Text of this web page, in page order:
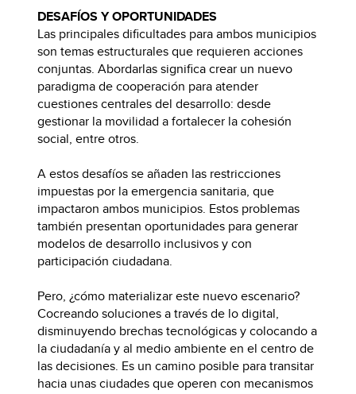
DESAFÍOS Y OPORTUNIDADES
Las principales dificultades para ambos municipios
son temas estructurales que requieren acciones
conjuntas. Abordarlas significa crear un nuevo
paradigma de cooperación para atender
cuestiones centrales del desarrollo: desde
gestionar la movilidad a fortalecer la cohesión
social, entre otros.
A estos desafíos se añaden las restricciones
impuestas por la emergencia sanitaria, que
impactaron ambos municipios. Estos problemas
también presentan oportunidades para generar
modelos de desarrollo inclusivos y con
participación ciudadana.
Pero, ¿cómo materializar este nuevo escenario?
Cocreando soluciones a través de lo digital,
disminuyendo brechas tecnológicas y colocando a
la ciudadanía y al medio ambiente en el centro de
las decisiones. Es un camino posible para transitar
hacia unas ciudades que operen con mecanismos